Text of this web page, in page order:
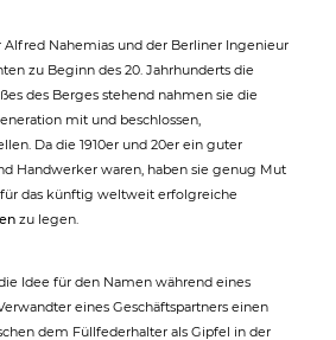
Nahemias und der Berliner Ingenieur
zu Beginn des 20. Jahrhunderts die
des Berges stehend nahmen sie die
mit und beschlossen,
Da die 1910er und 20er ein guter
Handwerker waren, haben sie genug Mut
das künftig weltweit erfolgreiche
zu legen.
Idee für den Namen während eines
eines Geschäftspartners einen
dem Füllfederhalter als Gipfel in der